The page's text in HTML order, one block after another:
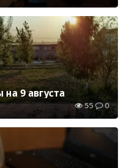
9 августа
55 0